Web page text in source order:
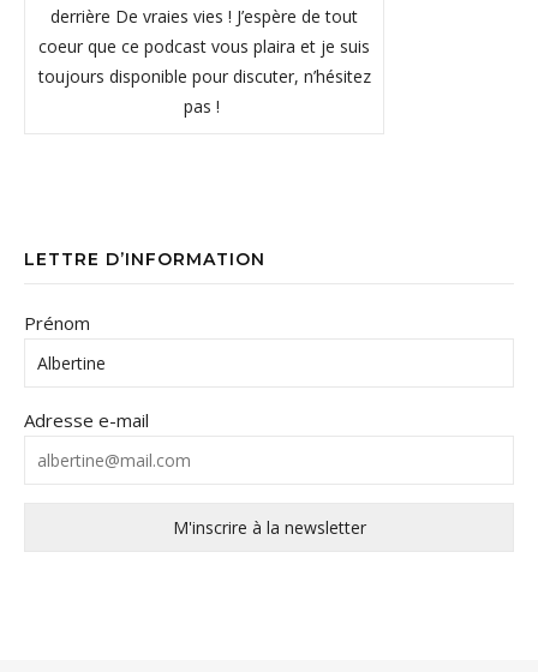
derrière De vraies vies ! J’espère de tout
coeur que ce podcast vous plaira et je suis
toujours disponible pour discuter, n’hésitez
pas !
LETTRE D’INFORMATION
Prénom
Adresse e-mail